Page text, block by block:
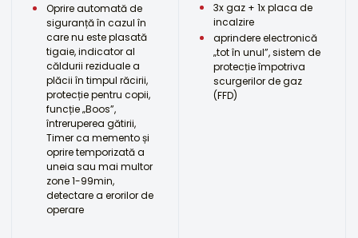
Oprire automată de
siguranță în cazul în
care nu este plasată
tigaie, indicator al
căldurii reziduale a
plăcii în timpul răcirii,
protecție pentru copii,
funcție „Boos”,
întreruperea gătirii,
Timer ca memento și
oprire temporizată a
uneia sau mai multor
zone 1-99min,
detectare a erorilor de
operare
3x gaz + 1x placa de
incalzire
aprindere electronică
„tot în unul”, sistem de
protecție împotriva
scurgerilor de gaz
(FFD)